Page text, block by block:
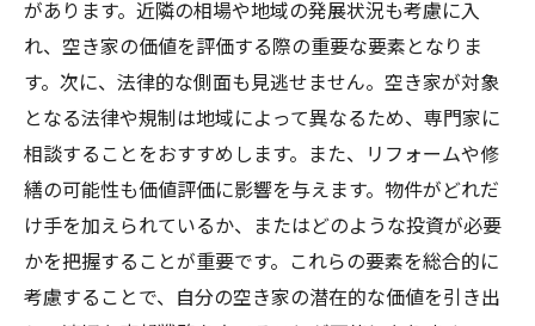
があります。近隣の相場や地域の発展状況も考慮に入
れ、空き家の価値を評価する際の重要な要素となりま
す。次に、法律的な側面も見逃せません。空き家が対象
となる法律や規制は地域によって異なるため、専門家に
相談することをおすすめします。また、リフォームや修
繕の可能性も価値評価に影響を与えます。物件がどれだ
け手を加えられているか、またはどのような投資が必要
かを把握することが重要です。これらの要素を総合的に
考慮することで、自分の空き家の潜在的な価値を引き出